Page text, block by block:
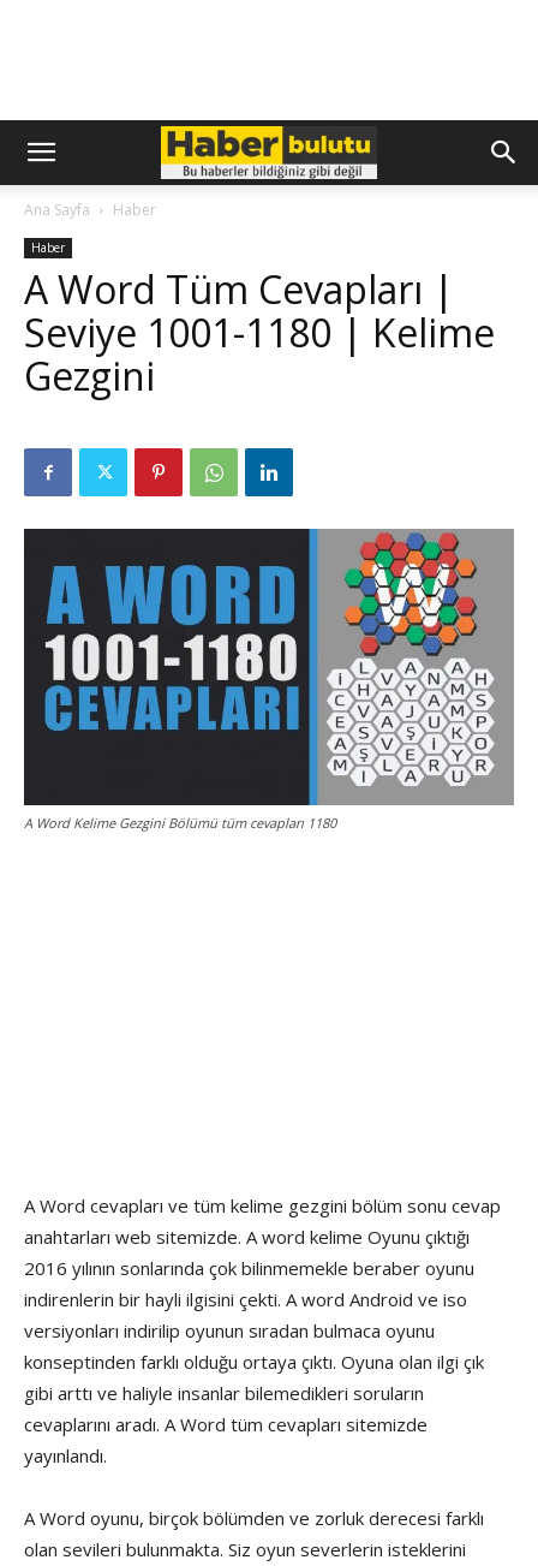
Ana Sayfa Haber
Haber
A Word Tüm Cevapları |
Seviye 1001-1180 | Kelime
Gezgini
A Word Kelime Gezgini Bölümü tüm cevapları 1180
A Word cevapları ve tüm kelime gezgini bölüm sonu cevap
anahtarları web sitemizde. A word kelime Oyunu çıktığı
2016 yılının sonlarında çok bilinmemekle beraber oyunu
indirenlerin bir hayli ilgisini çekti. A word Android ve iso
versiyonları indirilip oyunun sıradan bulmaca oyunu
konseptinden farklı olduğu ortaya çıktı. Oyuna olan ilgi çık
gibi arttı ve haliyle insanlar bilemedikleri soruların
cevaplarını aradı. A Word tüm cevapları sitemizde
yayınlandı.
A Word oyunu, birçok bölümden ve zorluk derecesi farklı
olan sevileri bulunmakta. Siz oyun severlerin isteklerini